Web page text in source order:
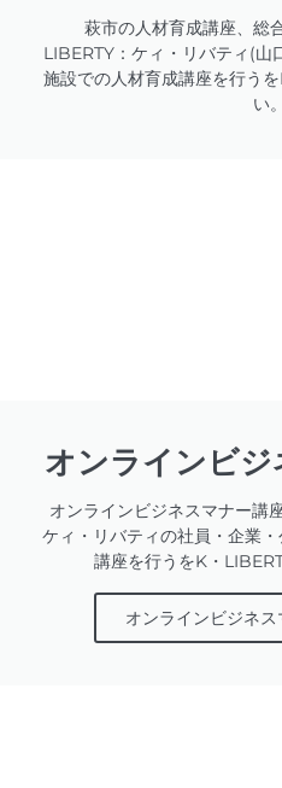
萩市の人材育成講座、総
LIBERTY：ケィ・リバティ(山
施設での人材育成講座を行う
い。
オンラインビ
オンラインビジネスマナー講
ケィ・リバティの社員・企業
講座を行うをK・
オンラインビジネ